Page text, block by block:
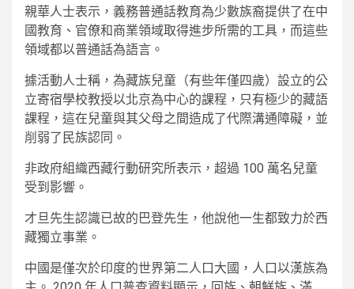
親華人士表示，義務普通話教育為少數族裔提供了在中
國教育、官僚和商業領域取得進步所需的工具，而這些
領域都以普通話為語言。
據活動人士稱，為藏族兒童（有些年僅四歲）設立的公
立寄宿學校教授以北京為中心的課程，只有極少的藏語
課程，這在兒童與其父母之間造成了代際溝通障礙，並
削弱了民族認同。
非政府組織西藏行動研究所表示，超過 100 萬名兒童
受到影響。
才旦先生認識已故的巴登先生，他說他一生都致力於西
藏獨立事業。
中國是僅次於印度的世界第二人口大國，人口以漢族為